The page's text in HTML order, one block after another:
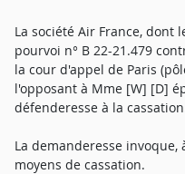
La société Air France, dont
pourvoi n° B 22-21.479
la cour d'appel de Paris
l'opposant à Mme [W] [D]
défenderesse à la
La demanderesse
moyens de cassation.